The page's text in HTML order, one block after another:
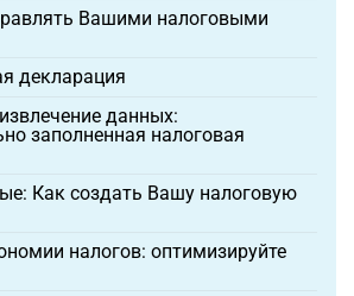
Вашими налоговыми
декларация
данных:
заполненная налоговая
Как создать Вашу налоговую
налогов: оптимизируйте